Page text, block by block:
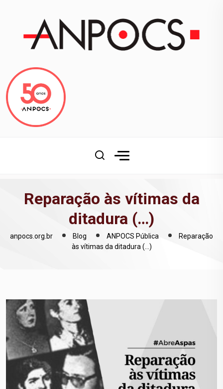
Reparação às vítimas da
ditadura (…)
anpocs.org.br Blog ANPOCS Pública
Reparação
às vítimas da ditadura (…)